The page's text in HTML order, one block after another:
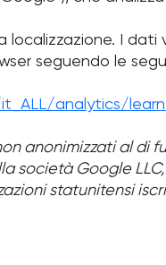
I dati
seguendo le
analytics/
anonimizzati al di
società Google
statunitensi